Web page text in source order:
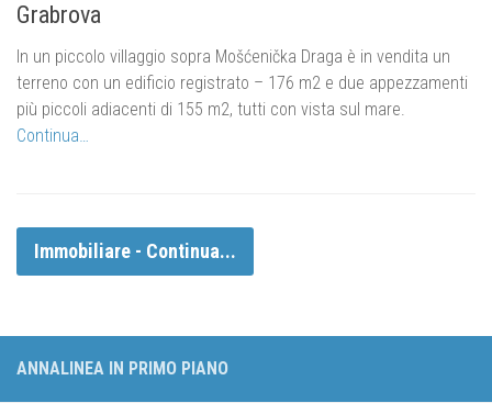
Grabrova
In un piccolo villaggio sopra Mošćenička Draga è in vendita un
terreno con un edificio registrato – 176 m2 e due appezzamenti
più piccoli adiacenti di 155 m2, tutti con vista sul mare.
Continua…
Immobiliare - Continua...
ANNALINEA IN PRIMO PIANO